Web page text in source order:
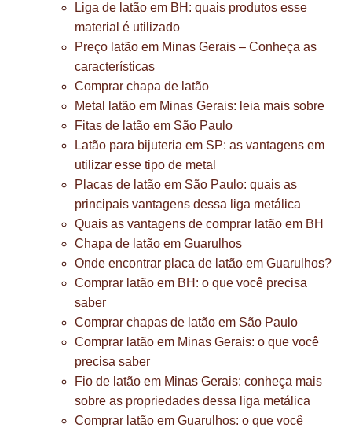
Liga de latão em BH: quais produtos esse
material é utilizado
Preço latão em Minas Gerais – Conheça as
características
Comprar chapa de latão
Metal latão em Minas Gerais: leia mais sobre
Fitas de latão em São Paulo
Latão para bijuteria em SP: as vantagens em
utilizar esse tipo de metal
Placas de latão em São Paulo: quais as
principais vantagens dessa liga metálica
Quais as vantagens de comprar latão em BH
Chapa de latão em Guarulhos
Onde encontrar placa de latão em Guarulhos?
Comprar latão em BH: o que você precisa
saber
Comprar chapas de latão em São Paulo
Comprar latão em Minas Gerais: o que você
precisa saber
Fio de latão em Minas Gerais: conheça mais
sobre as propriedades dessa liga metálica
Comprar latão em Guarulhos: o que você